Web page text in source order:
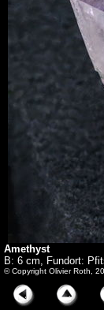
Amethyst
B: 6 cm, Fundort:
© Copyright Olivier Roth,